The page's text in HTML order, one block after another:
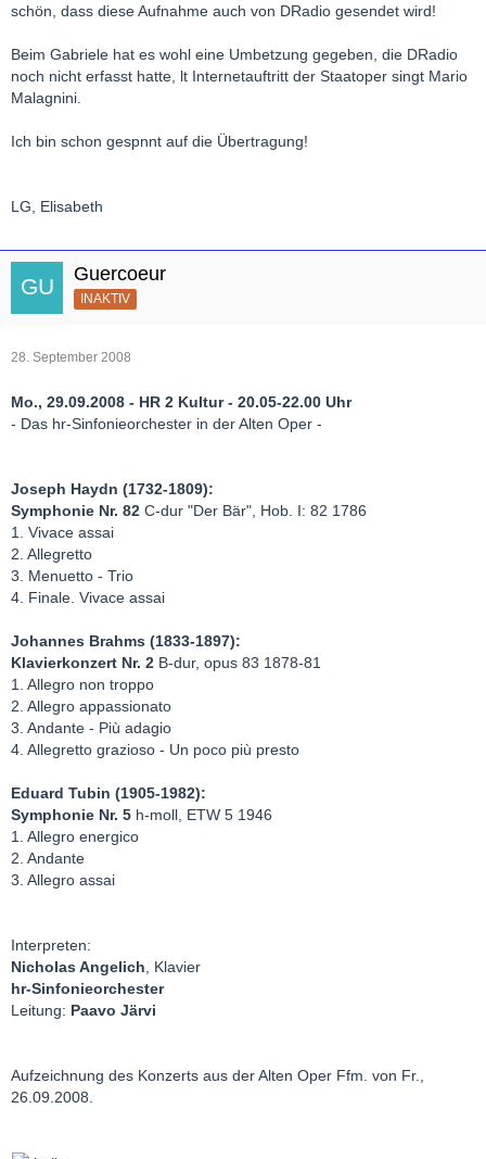
auf. Als er seinen späteren Librettisten, den Dichterkomponisten
Überarbeitung unterzogen. Zum großen Publikumsrenner ist sie
dennoch nicht geworden.
schön, dass diese Aufnahme auch von DRadio gesendet wird!
Beim Gabriele hat es wohl eine Umbetzung gegeben, die DRadio
noch nicht erfasst hatte, lt Internetauftritt der Staatoper singt Mario
Malagnini.
Ich bin schon gespnnt auf die Übertragung!
LG, Elisabeth
Guercoeur
INAKTIV
28. September 2008
Mo., 29.09.2008 - HR 2 Kultur - 20.05-22.00 Uhr
- Das hr-Sinfonieorchester in der Alten Oper -
Joseph Haydn (1732-1809):
Symphonie Nr. 82 C-dur "Der Bär", Hob. I: 82 1786
1. Vivace assai
2. Allegretto
3. Menuetto - Trio
4. Finale. Vivace assai
Johannes Brahms (1833-1897):
Klavierkonzert Nr. 2 B-dur, opus 83 1878-81
1. Allegro non troppo
2. Allegro appassionato
3. Andante - Più adagio
4. Allegretto grazioso - Un poco più presto
Eduard Tubin (1905-1982):
Symphonie Nr. 5 h-moll, ETW 5 1946
1. Allegro energico
2. Andante
3. Allegro assai
Interpreten:
Nicholas Angelich , Klavier
hr-Sinfonieorchester
Leitung: Paavo Järvi
Aufzeichnung des Konzerts aus der Alten Oper Ffm. von Fr.,
26.09.2008.